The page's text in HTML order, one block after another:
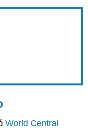
World Central